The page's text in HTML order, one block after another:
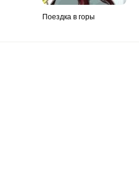
Поездка в горы